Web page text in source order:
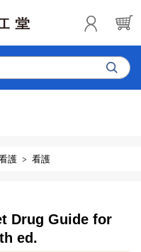
護 看護
Drug Guide for
ed.